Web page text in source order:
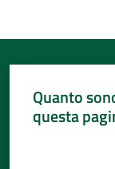
Mostre
Percorsi
Quanto
questa